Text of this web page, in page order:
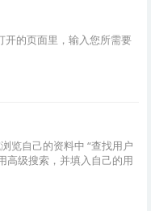
开的页面里，输入您所需要
览自己的资料中 “查找用户
高级搜索，并填入自己的用